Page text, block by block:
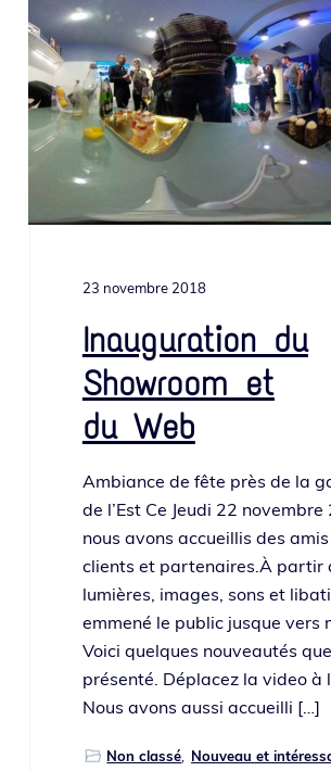
23 novembre 2018
Inauguration du
Showroom et
du Web
Ambiance de fête près de la
de l’Est Ce Jeudi 22 novembre
nous avons accueillis des
clients et par­te­naires.À par­tir
lumières, images, sons et
emme­né le public jusque vers
Voici quelques nou­veau­tés que
pré­sen­té. Déplacez la video à
Nous avons aus­si accueilli […]
Non classé
Nouveau et